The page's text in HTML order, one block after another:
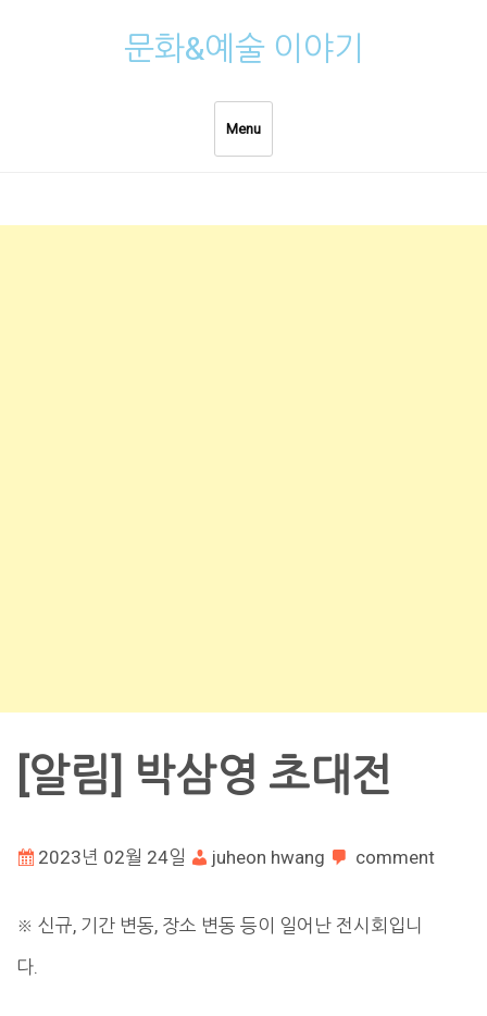
문화&예술 이야기
Menu
[알림] 박삼영 초대전
2023년 02월 24일 juheon hwang comment
※ 신규, 기간 변동, 장소 변동 등이 일어난 전시회입니
다.